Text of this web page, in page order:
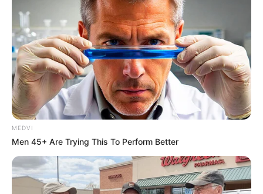
MEDVI
Men 45+ Are Trying This To Perform Better